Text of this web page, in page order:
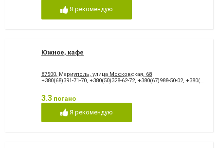
Я рекомендую
Южное, кафе
87500, Мариуполь, улица Московская, 68
+380(68)391-71-70, +380(50)328-62-72, +380(67)988-50-02, +380(62)958-33-55
3.3 погано
Я рекомендую